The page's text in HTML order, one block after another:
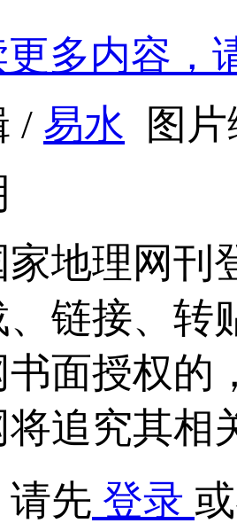
多内容，
/ 易水 图
家地理网刊
链接、转
书面授权的
将追究其相
先 登录